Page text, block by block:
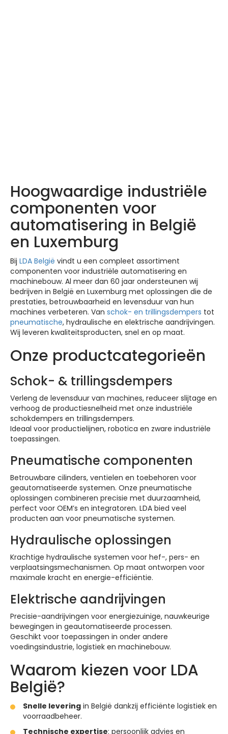
Hoogwaardige industriële
componenten voor
automatisering in België
en Luxemburg
Bij LDA België vindt u een compleet assortiment
componenten voor industriële automatisering en
machinebouw. Al meer dan 60 jaar ondersteunen wij
bedrijven in België en Luxemburg met oplossingen die de
prestaties, betrouwbaarheid en levensduur van hun
machines verbeteren. Van schok- en trillingsdempers tot
pneumatische, hydraulische en elektrische aandrijvingen.
Wij leveren kwaliteitsproducten, snel en op maat.
Onze productcategorieën
Schok- & trillingsdempers
Verleng de levensduur van machines, reduceer slijtage en
verhoog de productiesnelheid met onze industriële
schokdempers en trillingsdempers.
Ideaal voor productielijnen, robotica en zware industriële
toepassingen.
Pneumatische componenten
Betrouwbare cilinders, ventielen en toebehoren voor
geautomatiseerde systemen. Onze pneumatische
oplossingen combineren precisie met duurzaamheid,
perfect voor OEM’s en integratoren. LDA bied veel
producten aan voor pneumatische systemen.
Hydraulische oplossingen
Krachtige hydraulische systemen voor hef-, pers- en
verplaatsingsmechanismen. Op maat ontworpen voor
maximale kracht en energie-efficiëntie.
Elektrische aandrijvingen
Precisie-aandrijvingen voor energiezuinige, nauwkeurige
bewegingen in geautomatiseerde processen.
Geschikt voor toepassingen in onder andere
voedingsindustrie, logistiek en machinebouw.
Waarom kiezen voor LDA
België?
Snelle levering in België dankzij efficiënte logistiek en
voorraadbeheer.
Technische expertise: persoonlijk advies en